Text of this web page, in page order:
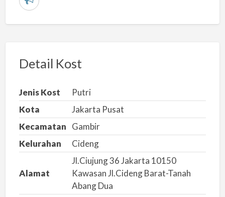
L
r
n
m
a
s
a
l
Detail Kost
Jenis Kost
Putri
Kota
Jakarta Pusat
Kecamatan
Gambir
Kelurahan
Cideng
Alamat
Jl.Ciujung 36 Jakarta 10150
Kawasan Jl.Cideng Barat-Tanah
Abang Dua